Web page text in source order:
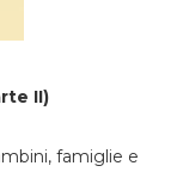
II)
famiglie e